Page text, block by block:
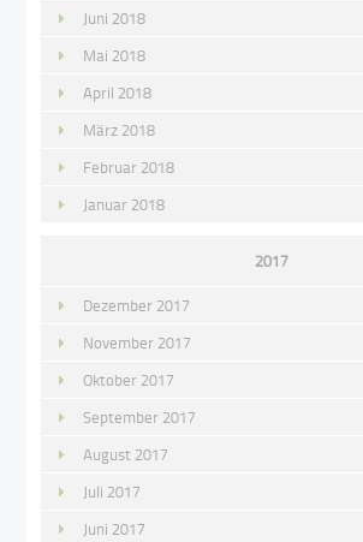
Juni 2018
Mai 2018
April 2018
März 2018
Februar 2018
Januar 2018
2017
Dezember 2017
November 2017
Oktober 2017
September 2017
August 2017
Juli 2017
Juni 2017